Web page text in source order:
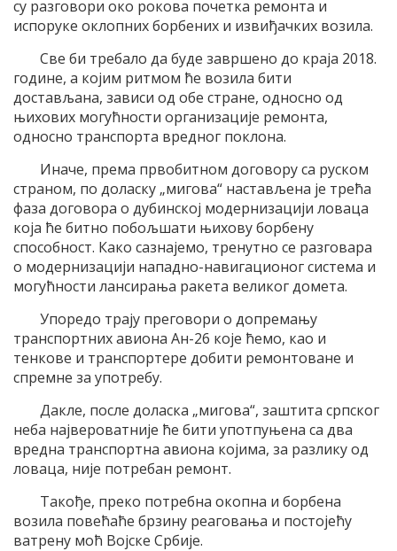
су разговори око рокова почетка ремонта и
испоруке оклопних борбених и извиђачких возила.
Све би требало да буде завршено до краја 2018.
године, а којим ритмом ће возила бити
достављана, зависи од обе стране, односно од
њихових могућности организације ремонта,
односно транспорта вредног поклона.
Иначе, према првобитном договору са руском
страном, по доласку „мигова“ настављена је трећа
фаза договора о дубинској модернизацији ловаца
која ће битно побољшати њихову борбену
способност. Како сазнајемо, тренутно се разговара
о модернизацији нападно-навигационог система и
могућности лансирања ракета великог домета.
Упоредо трају преговори о допремању
транспортних авиона Ан-26 које ћемо, као и
тенкове и транспортере добити ремонтоване и
спремне за употребу.
Дакле, после доласка „мигова“, заштита српског
неба највероватније ће бити употпуњена са два
вредна транспортна авиона којима, за разлику од
ловаца, није потребан ремонт.
Такође, преко потребна окопна и борбена
возила повећаће брзину реаговања и постојећу
ватрену моћ Војске Србије.